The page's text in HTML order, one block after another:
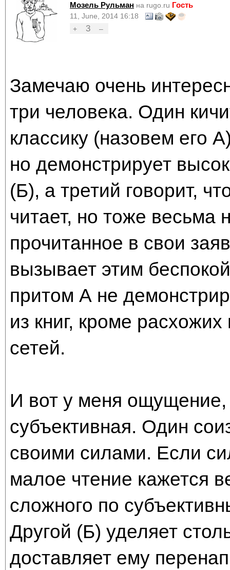
Мозель Рульман на rugo.ru Гость
11, June, 2014 16:18
+
3 –
Замечаю очень
три человека. Один
классику (назовем его
но демонстрирует
(Б), а третий говорит,
читает, но тоже весьма
прочитанное в свои
вызывает этим
притом А не
из книг, кроме
сетей.
И вот у меня ощущение,
субъективная. Один
своими силами. Если
малое чтение кажется
сложного по
Другой (Б) уделяет
доставляет ему